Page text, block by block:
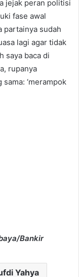
jejak peran politisi
fase awal
partainya sudah
lagi agar tidak
saya baca di
rupanya
‘merampok
Bankir
Yahya